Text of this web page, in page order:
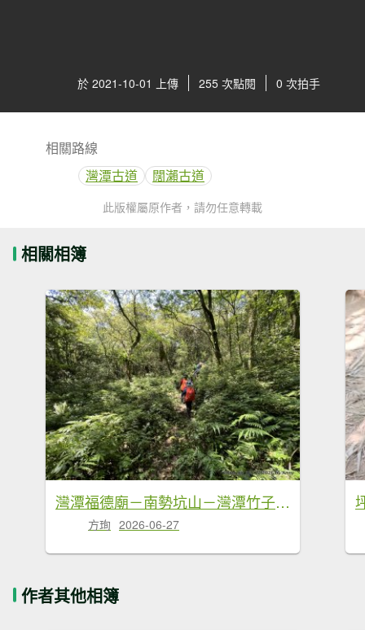
於 2021-10-01 上傳 255 次點閱 0 次拍手
相關路線
灣潭古道
闊瀨古道
此版權屬原作者，請勿任意轉載
相關相簿
灣潭福德廟－南勢坑山－灣潭竹子山－七股古道－橫坪尾古道－灣潭古道－灣潭福德廟Ｏ形
方珣 2026-06-27
作者其他相簿